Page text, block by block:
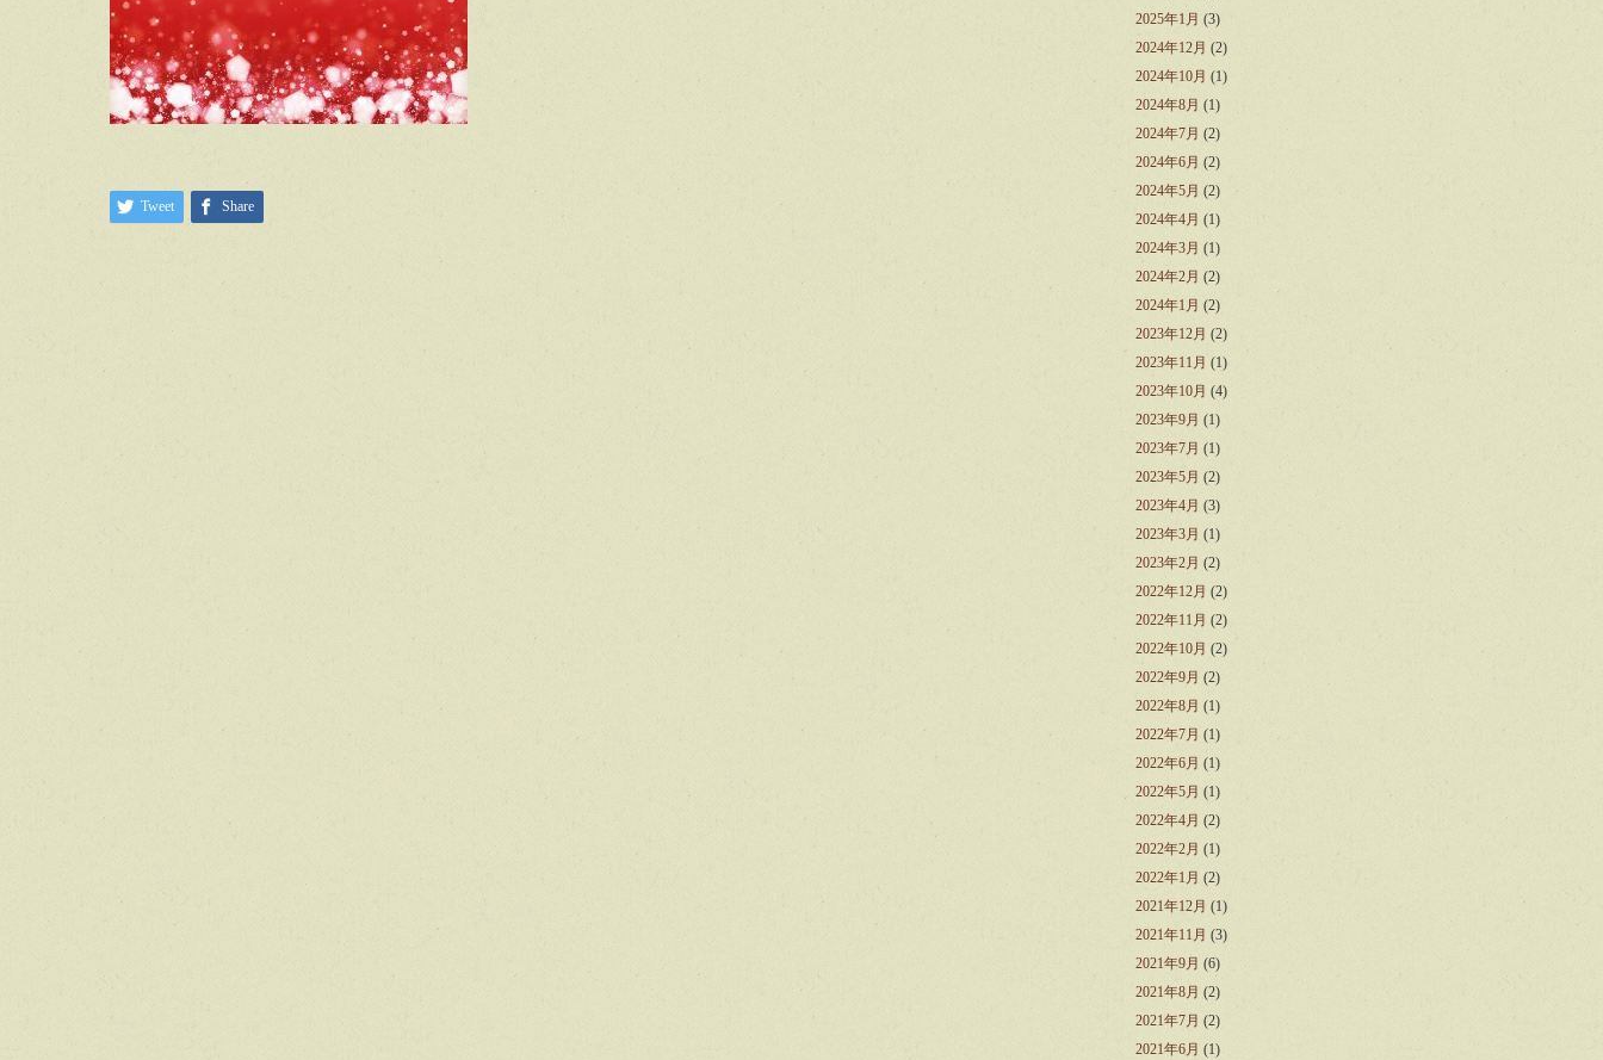
Tweet Share
2025年1月 (3)
2024年12月 (2)
2024年10月 (1)
2024年8月 (1)
2024年7月 (2)
2024年6月 (2)
2024年5月 (2)
2024年4月 (1)
2024年3月 (1)
2024年2月 (2)
2024年1月 (2)
2023年12月 (2)
2023年11月 (1)
2023年10月 (4)
2023年9月 (1)
2023年7月 (1)
2023年5月 (2)
2023年4月 (3)
2023年3月 (1)
2023年2月 (2)
2022年12月 (2)
2022年11月 (2)
2022年10月 (2)
2022年9月 (2)
2022年8月 (1)
2022年7月 (1)
2022年6月 (1)
2022年5月 (1)
2022年4月 (2)
2022年2月 (1)
2022年1月 (2)
2021年12月 (1)
2021年11月 (3)
2021年9月 (6)
2021年8月 (2)
2021年7月 (2)
2021年6月 (1)